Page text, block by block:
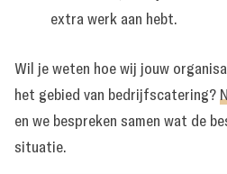
extra werk aan hebt.
Wil je weten hoe wij jouw
het gebied van bedrijfscatering?
en we bespreken samen wat de
situatie.